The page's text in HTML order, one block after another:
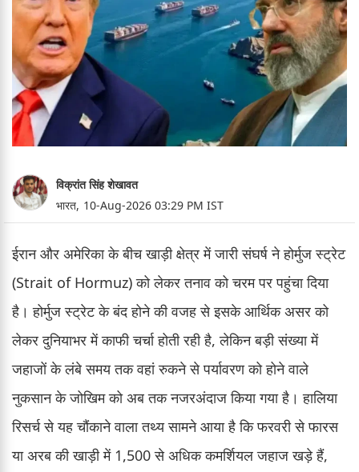
विक्रांत सिंह शेखावत
भारत, 10-Aug-2026 03:29 PM IST
ईरान और अमेरिका के बीच खाड़ी क्षेत्र में जारी संघर्ष ने होर्मुज स्ट्रेट
(Strait of Hormuz) को लेकर तनाव को चरम पर पहुंचा दिया
है। होर्मुज स्ट्रेट के बंद होने की वजह से इसके आर्थिक असर को
लेकर दुनियाभर में काफी चर्चा होती रही है, लेकिन बड़ी संख्या में
जहाजों के लंबे समय तक वहां रुकने से पर्यावरण को होने वाले
नुकसान के जोखिम को अब तक नजरअंदाज किया गया है। हालिया
रिसर्च से यह चौंकाने वाला तथ्य सामने आया है कि फरवरी से फारस
या अरब की खाड़ी में 1,500 से अधिक कमर्शियल जहाज खड़े हैं,